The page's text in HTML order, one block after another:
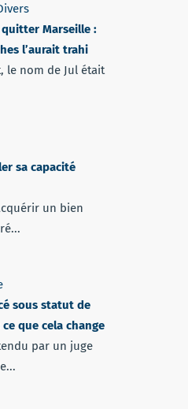
Marseille :
l’aurait trahi
le nom de Jul était
sa capacité
un bien
sous statut de
que cela change
par un juge